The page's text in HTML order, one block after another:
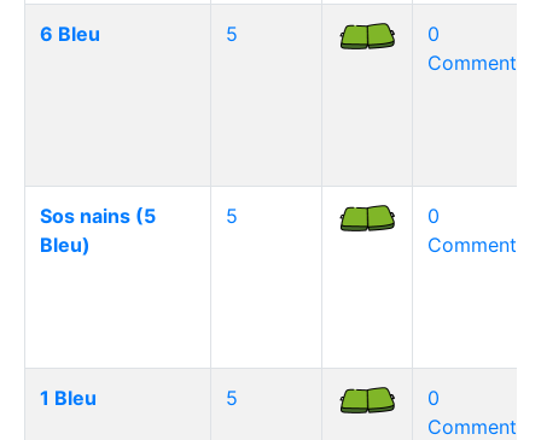
6 Bleu 5
0
Sos nains (5
Bleu)
5
0
1 Bleu 5
0